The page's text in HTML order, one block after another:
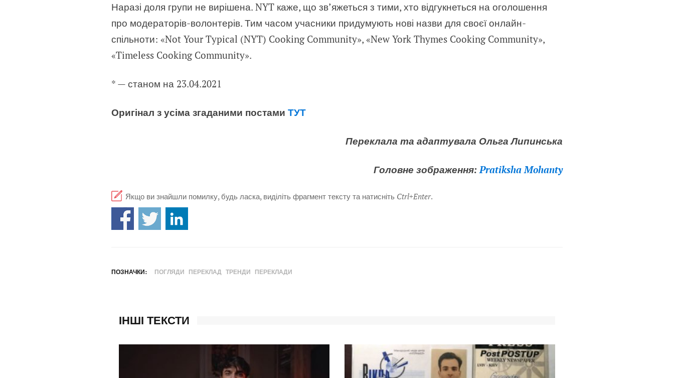
Наразі доля групи не вирішена. NYT каже, що зв’яжеться з тими, хто відгукнеться на оголошення
про модераторів-волонтерів. Тим часом учасники придумують нові назви для своєї онлайн-
спільноти: «Not Your Typical (NYT) Cooking Community», «New York Thymes Cooking Community»,
«Timeless Cooking Community».
* — станом на 23.04.2021
Оригінал з усіма згаданими постами ТУТ
Переклала та адаптувала Ольга Липинська
Головне зображення:Pratiksha Mohanty
Якщо ви знайшли помилку, будь ласка, виділіть фрагмент тексту та натисніть Ctrl+Enter.
ПОЗНАЧКИ: ПОГЛЯДИ ПЕРЕКЛАД ТРЕНДИ ПЕРЕКЛАДИ
ІНШІ ТЕКСТИ